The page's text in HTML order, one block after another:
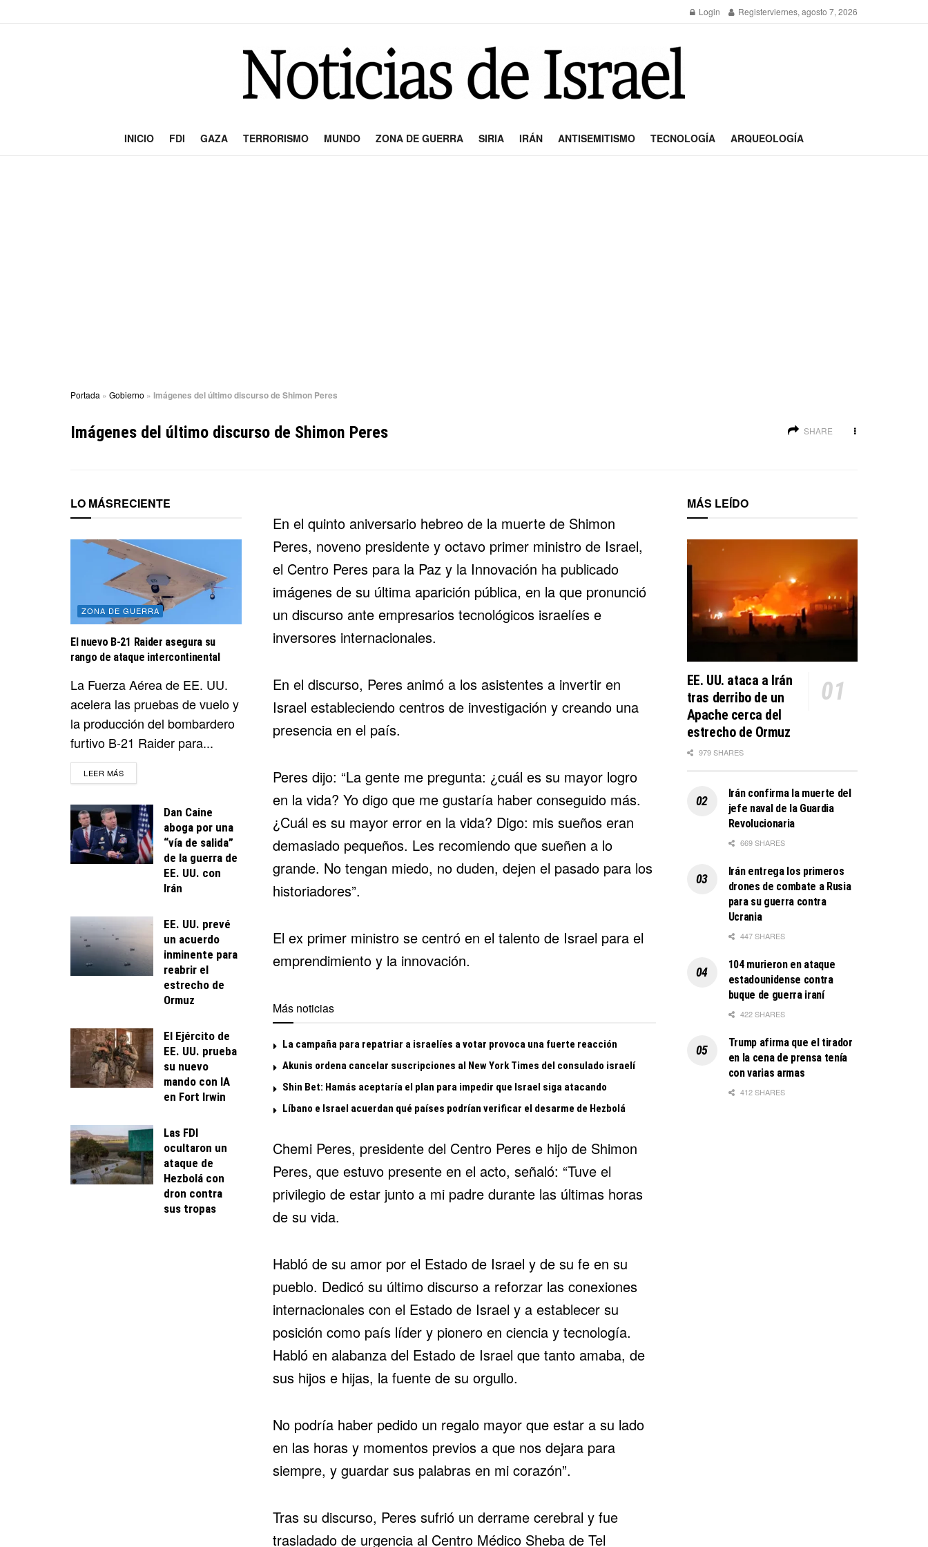
Login Registerviernes, agosto 7, 2026
INICIO FDI GAZA TERRORISMO MUNDO ZONA DE GUERRA SIRIA IRÁN ANTISEMITISMO TECNOLOGÍA ARQUEOLOGÍA
Portada » Gobierno » Imágenes del último discurso de Shimon Peres
Imágenes del último discurso de Shimon Peres SHARE
En el quinto aniversario hebreo de la muerte de Shimon
Peres, noveno presidente y octavo primer ministro de Israel,
el Centro Peres para la Paz y la Innovación ha publicado
imágenes de su última aparición pública, en la que pronunció
un discurso ante empresarios tecnológicos israelíes e
inversores internacionales.
En el discurso, Peres animó a los asistentes a invertir en
Israel estableciendo centros de investigación y creando una
presencia en el país.
Peres dijo: “La gente me pregunta: ¿cuál es su mayor logro
en la vida? Yo digo que me gustaría haber conseguido más.
¿Cuál es su mayor error en la vida? Digo: mis sueños eran
demasiado pequeños. Les recomiendo que sueñen a lo
grande. No tengan miedo, no duden, dejen el pasado para los
historiadores”.
El ex primer ministro se centró en el talento de Israel para el
emprendimiento y la innovación.
Más noticias
La campaña para repatriar a israelíes a votar provoca una fuerte reacción
Akunis ordena cancelar suscripciones al New York Times del consulado israelí
Shin Bet: Hamás aceptaría el plan para impedir que Israel siga atacando
Líbano e Israel acuerdan qué países podrían verificar el desarme de Hezbolá
Chemi Peres, presidente del Centro Peres e hijo de Shimon
Peres, que estuvo presente en el acto, señaló: “Tuve el
privilegio de estar junto a mi padre durante las últimas horas
de su vida.
Habló de su amor por el Estado de Israel y de su fe en su
pueblo. Dedicó su último discurso a reforzar las conexiones
internacionales con el Estado de Israel y a establecer su
posición como país líder y pionero en ciencia y tecnología.
Habló en alabanza del Estado de Israel que tanto amaba, de
sus hijos e hijas, la fuente de su orgullo.
No podría haber pedido un regalo mayor que estar a su lado
en las horas y momentos previos a que nos dejara para
siempre, y guardar sus palabras en mi corazón”.
Tras su discurso, Peres sufrió un derrame cerebral y fue
trasladado de urgencia al Centro Médico Shebade Tel
LO MÁSRECIENTE
ZONA DE GUERRA
El nuevo B-21 Raider asegura su
rango de ataque intercontinental
La Fuerza Aérea de EE. UU.
acelera las pruebas de vuelo y
la producción del bombardero
furtivo B-21 Raider para...
LEER MÁSDETAILS
Dan Caine
aboga por una
“vía de salida”
de la guerra de
EE. UU. con
Irán
EE. UU. prevé
un acuerdo
inminente para
reabrir el
estrecho de
Ormuz
El Ejército de
EE. UU. prueba
su nuevo
mando con IA
en Fort Irwin
Las FDI
ocultaron un
ataque de
Hezbolá con
dron contra
sus tropas
MÁS LEÍDO
EE. UU. ataca a Irán
tras derribo de un
Apache cerca del
estrecho de Ormuz
979 SHARES
Irán confirma la muerte del
jefe naval de la Guardia
Revolucionaria
669 SHARES
Irán entrega los primeros
drones de combate a Rusia
para su guerra contra
Ucrania
447 SHARES
104 murieron en ataque
estadounidense contra
buque de guerra iraní
422 SHARES
Trump afirma que el tirador
en la cena de prensa tenía
con varias armas
412 SHARES